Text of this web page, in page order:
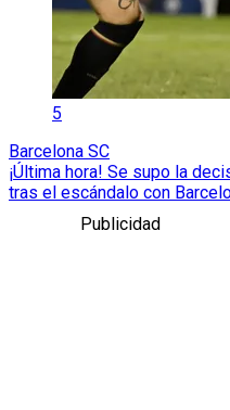
5
Barcelona SC
¡Última hora! Se supo la
tras el escándalo con
Publicidad